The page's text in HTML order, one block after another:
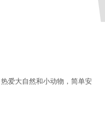
爱大自然和小动物，简单安